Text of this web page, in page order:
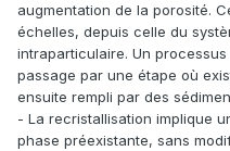
augmentation de la porosité.
échelles, depuis celle du
intraparticulaire. Un
passage par une étape où
ensuite rempli par des
- La recristallisation implique
phase préexistante, sans